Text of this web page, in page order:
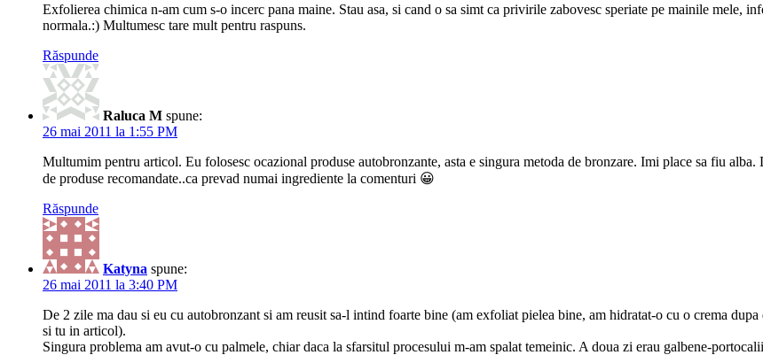
Exfolierea chimica n-am cum s-o incerc pana maine. Stau asa, si cand o sa simt ca privirile zabovesc speriate pe mainile mele,
normala.:) Multumesc tare mult pentru raspuns.
Răspunde
Raluca M spune:
26 mai 2011 la 1:55 PM
Multumim pentru articol. Eu folosesc ocazional produse autobronzante, asta e singura metoda de bronzare. Imi place sa fiu
de produse recomandate..ca prevad numai ingrediente la comenturi 😀
Răspunde
Katyna spune:
26 mai 2011 la 3:40 PM
De 2 zile ma dau si eu cu autobronzant si am reusit sa-l intind foarte bine (am exfoliat pielea bine, am hidratat-o cu o crema
si tu in articol).
Singura problema am avut-o cu palmele, chiar daca la sfarsitul procesului m-am spalat temeinic. A doua zi erau galbene-